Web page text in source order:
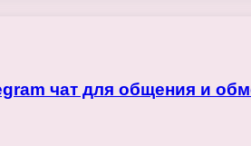
чат для общения и